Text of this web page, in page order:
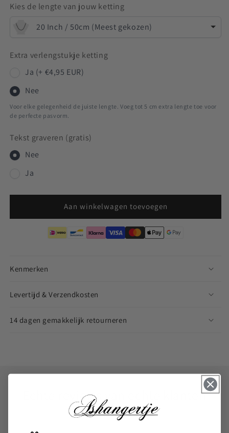
Kies de lengte van jouw ketting
20 Inch / 50cm (Meest gekozen)
Extra verlengstukje ketting
Ja (+ €4,95 EUR)
Nee
Voor elke gelegenheid de juiste lengte. Voeg tot 5 cm extra lengte toe voor
de perfecte pasvorm.
Tekst graveren (gratis)
Nee
Ja
Aan winkelwagen toevoegen
Kenmerken
Levertijd & Verzendkosten
14 dagen gemakkelijk retourneren
Echte reviews van echte klanten
Geverifieerde reviews